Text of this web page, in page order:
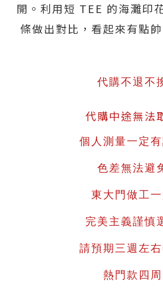
開。利用短 TEE 的海灘印
條做出對比，看起來有點
代購不退不
代購中途無法
個人測量一定
色差無法避
東大門做工一
完美主義謹慎
請預期三週左
熱門款四周